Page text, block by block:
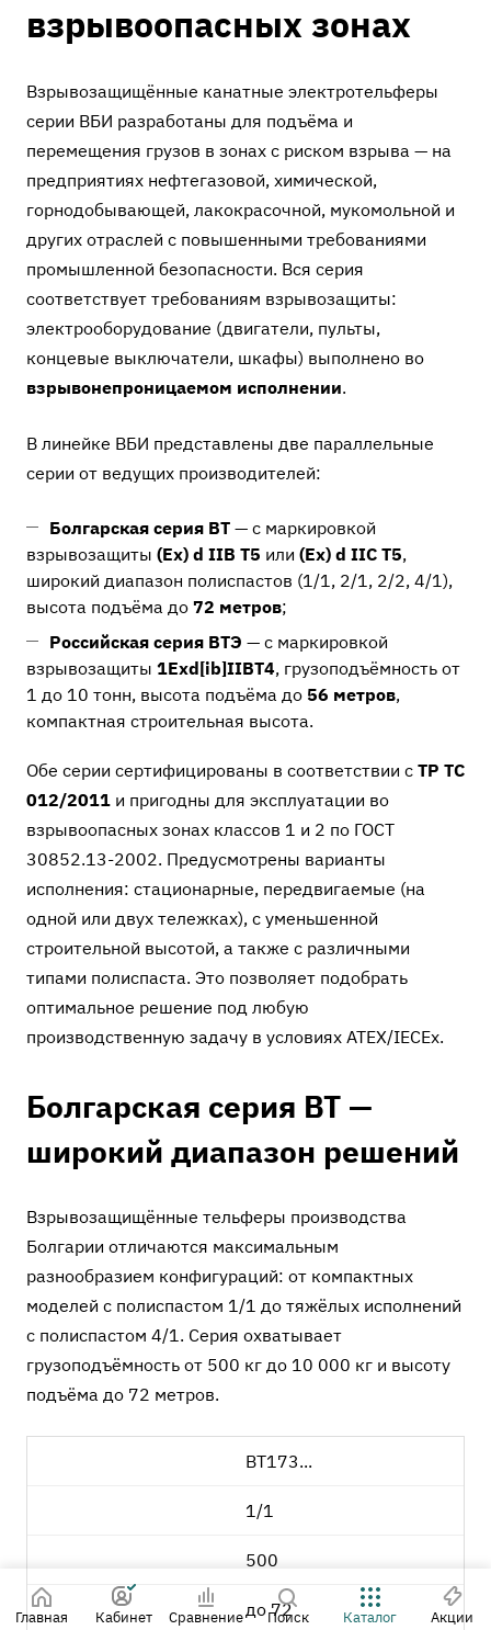
взрывоопасных зонах
Взрывозащищённые канатные электротельферы
серии ВБИ разработаны для подъёма и
перемещения грузов в зонах с риском взрыва — на
предприятиях нефтегазовой, химической,
горнодобывающей, лакокрасочной, мукомольной и
других отраслей с повышенными требованиями
промышленной безопасности. Вся серия
соответствует требованиям взрывозащиты:
электрооборудование (двигатели, пульты,
концевые выключатели, шкафы) выполнено во
взрывонепроницаемом исполнении.
В линейке ВБИ представлены две параллельные
серии от ведущих производителей:
Болгарская серия BT — с маркировкой
взрывозащиты (Ex) d IIB T5 или (Ex) d IIC T5,
широкий диапазон полиспастов (1/1, 2/1, 2/2, 4/1),
высота подъёма до 72 метров;
Российская серия ВТЭ — с маркировкой
взрывозащиты 1Exd[ib]IIBT4, грузоподъёмность от
1 до 10 тонн, высота подъёма до 56 метров,
компактная строительная высота.
Обе серии сертифицированы в соответствии с ТР ТС
012/2011 и пригодны для эксплуатации во
взрывоопасных зонах классов 1 и 2 по ГОСТ
30852.13-2002. Предусмотрены варианты
исполнения: стационарные, передвигаемые (на
одной или двух тележках), с уменьшенной
строительной высотой, а также с различными
типами полиспаста. Это позволяет подобрать
оптимальное решение под любую
производственную задачу в условиях ATEX/IECEx.
Болгарская серия BT —
широкий диапазон решений
Взрывозащищённые тельферы производства
Болгарии отличаются максимальным
разнообразием конфигураций: от компактных
моделей с полиспастом 1/1 до тяжёлых исполнений
с полиспастом 4/1. Серия охватывает
грузоподъёмность от 500 кг до 10 000 кг и высоту
подъёма до 72 метров.
BT173...
1/1
500
до 72
Главная Кабинет Сравнение Поиск Каталог Акции